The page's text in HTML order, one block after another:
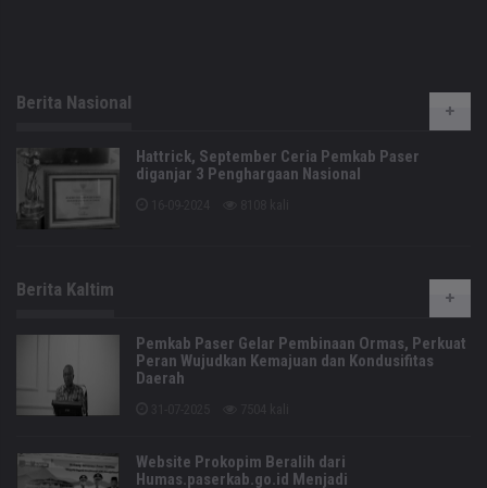
Berita Nasional
Hattrick, September Ceria Pemkab Paser
diganjar 3 Penghargaan Nasional
Berita Kaltim
Pemkab Paser Gelar Pembinaan Ormas, Perkuat
Peran Wujudkan Kemajuan dan Kondusifitas
Daerah
Website Prokopim Beralih dari
Humas.paserkab.go.id Menjadi